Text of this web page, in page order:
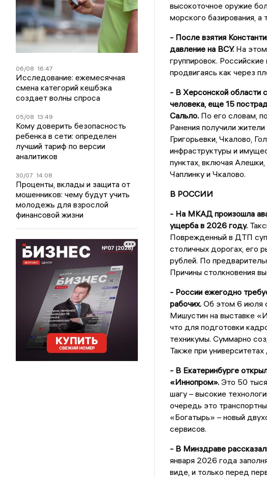
06/08 16:47
Исследование: ежемесячная
смена категорий кешбэка
создает волны спроса
05/08 13:49
Кому доверить безопасность
ребенка в сети: определен
лучший тариф по версии
аналитиков
30/07 14:08
Проценты, вклады и защита от
мошенников: чему будут учить
молодежь для взрослой
финансовой жизни
высокоточное оружие
морского базирования, а
- После взятия
давление на ВСУ.На этом
группировок.
продвигаясь как через
- В Херсонской области
человека, еще 15
Сальло. По его словам,
Ранения получили
Григорьевки, Чкалово,
инфраструктуры и
пунктах, включая
Чаплинку и Чкалово.
В РОССИИ
- На МКАД произошла
ущерба в 2026 году.
Поврежденный в ДТП
столичных дорогах, его
рублей. По
Причины столкновения
- России ежегодно
рабочих.Об этом 6 июля
Мишустин на выставке
что для подготовки
техникумы. Суммарно
Также при
- В Екатеринбурге
«Иннопром».Это 50
шагу – высокие
очередь это
«Богатырь» – новый
сервисов.
- В Минздраве
января 2026 года
виде, и только перед